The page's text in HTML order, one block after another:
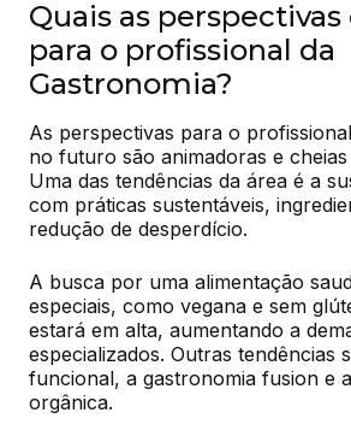
Quais as
para o profissional da
Gastronomia?
As perspectivas para o
no futuro são animadoras e
Uma das tendências da área é a
com práticas sustentáveis,
redução de desperdício.
A busca por uma alimentação
especiais, como vegana e sem
estará em alta, aumentando a
especializados. Outras tendências
funcional, a gastronomia fusion e
orgânica.